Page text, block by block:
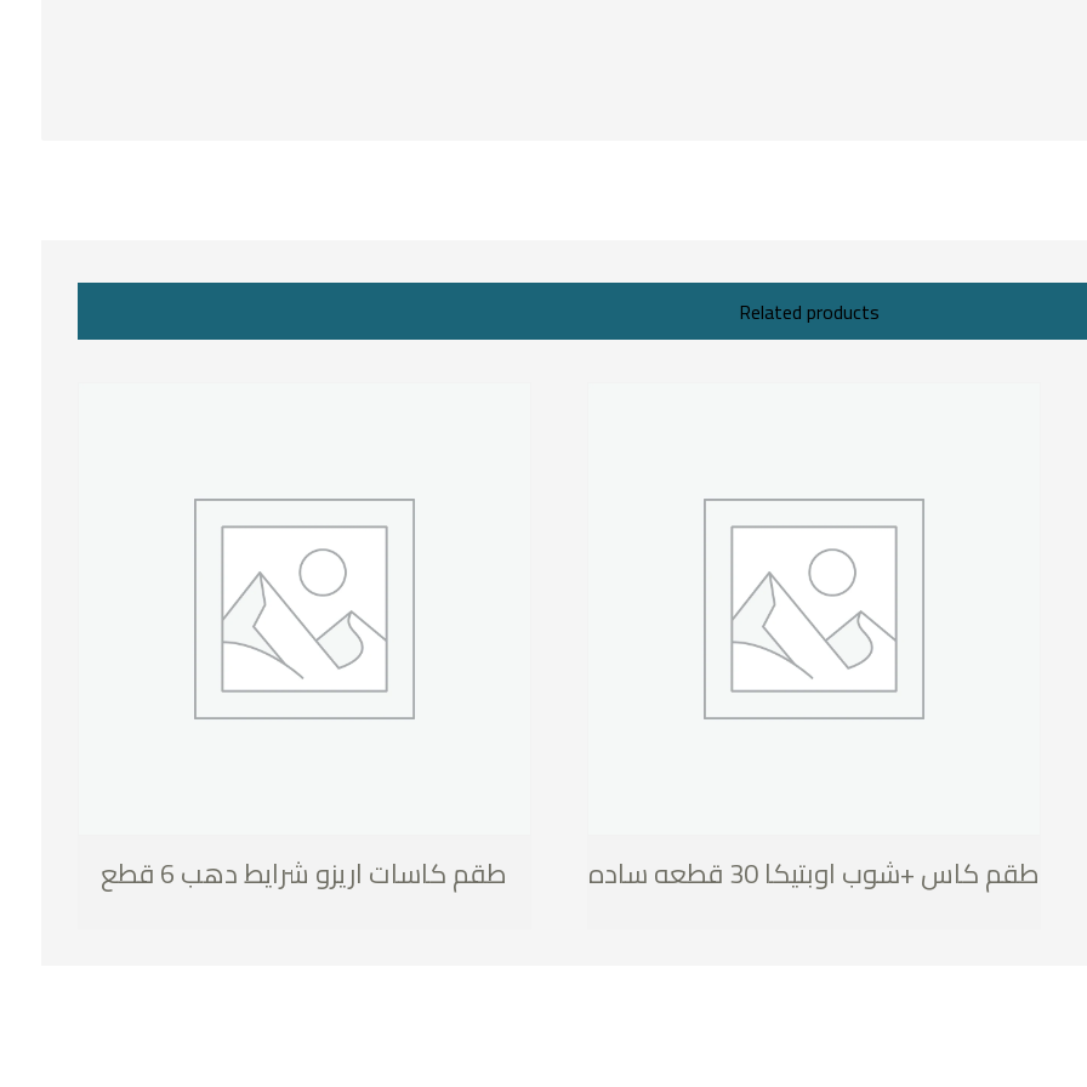
Related products
طقم كاسات اريزو شرايط دهب 6 قطع طقم كاس +شوب اوبتيكا 30 قطعه ساده